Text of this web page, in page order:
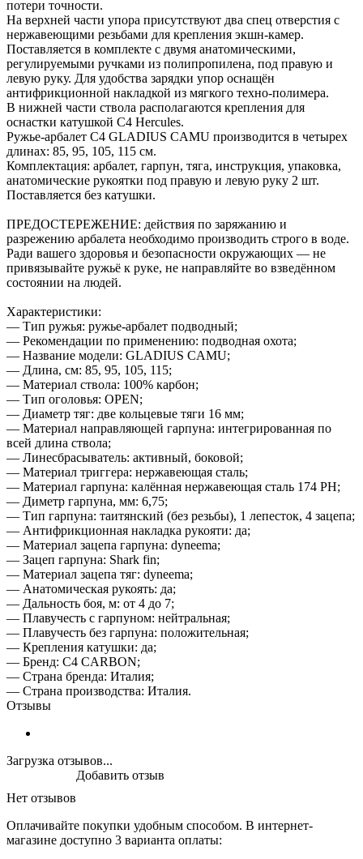
потери точности.
На верхней части упора присутствуют два спец отверстия с
нержавеющими резьбами для крепления экшн-камер.
Поставляется в комплекте с двумя анатомическими,
регулируемыми ручками из полипропилена, под правую и
левую руку. Для удобства зарядки упор оснащён
антифрикционной накладкой из мягкого техно-полимера.
В нижней части ствола располагаются крепления для
оснастки катушкой C4 Hercules.
Ружье-арбалет C4 GLADIUS CAMU производится в четырех
длинах: 85, 95, 105, 115 см.
️Комплектация: арбалет, гарпун, тяга, инструкция, упаковка,
анатомические рукоятки под правую и левую руку 2 шт.
Поставляется без катушки.
ПРЕДОСТЕРЕЖЕНИЕ: действия по заряжанию и
разрежению арбалета необходимо производить строго в воде.
Ради вашего здоровья и безопасности окружающих — не
привязывайте ружьё к руке, не направляйте во взведённом
состоянии на людей.
Характеристики:
— Тип ружья: ружье-арбалет подводный;
— Рекомендации по применению: подводная охота;
— Название модели: GLADIUS CAMU;
— Длина, см: 85, 95, 105, 115;
— Материал ствола: 100% карбон;
— Тип оголовья: OPEN;
— Диаметр тяг: две кольцевые тяги 16 мм;
— Материал направляющей гарпуна: интегрированная по
всей длина ствола;
— Линесбрасыватель: активный, боковой;
— Материал триггера: нержавеющая сталь;
— Материал гарпуна: калённая нержавеющая сталь 174 PH;
— Диметр гарпуна, мм: 6,75;
— Тип гарпуна: таитянский (без резьбы), 1 лепесток, 4 зацепа;
— Антифрикционная накладка рукояти: да;
— Материал зацепа гарпуна: dyneema;
— Зацеп гарпуна: Shark fin;
— Материал зацепа тяг: dyneema;
— Анатомическая рукоять: да;
— Дальность боя, м: от 4 до 7;
— Плавучесть с гарпуном: нейтральная;
— Плавучесть без гарпуна: положительная;
— Крепления катушки: да;
— Бренд: C4 CARBON;
— Страна бренда: Италия;
— Страна производства: Италия.
Отзывы
Загрузка отзывов...
Нет отзывов
Добавить отзыв
Оплачивайте покупки удобным способом. В интернет-
магазине доступно 3 варианта оплаты: